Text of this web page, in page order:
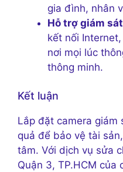
gia đình, nhân
Hỗ trợ giám
kết nối
nơi mọi lúc
thông minh.
Kết luận
Lắp đặt camera giám
quả để bảo vệ tài
tâm. Với dịch vụ sửa
Quận 3, TP.HCM